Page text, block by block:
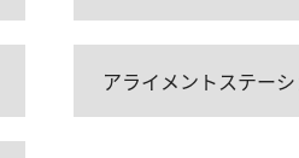
アライメントステー